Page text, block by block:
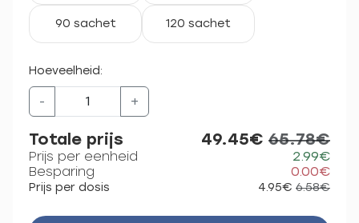
90 sachet 120 sachet
Hoeveelheid:
- +
Totale prijs 49.45€ 65.78€
Prijs per eenheid
2.99€
Besparing
0.00€
Prijs per dosis 4.95€ 6.58€